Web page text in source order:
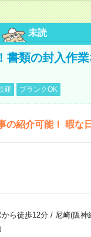
未読
書類の封入作
迎 ブランクOK
の紹介可能！ 暇な
ら徒歩12分/ 尼崎(阪神